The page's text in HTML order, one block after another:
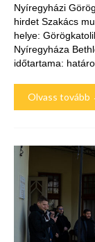
Nyíregyházi
hirdet Szakács
helye:
Nyíregyháza
időtartama:
Olvass tovább